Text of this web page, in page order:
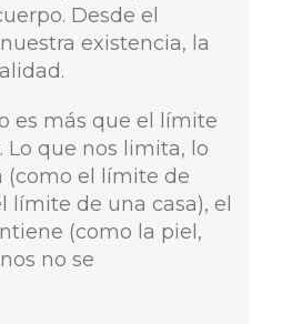
Desde el
existencia, la
es más que el límite
Lo que nos limita, lo
(como el límite de
límite de una casa), el
(como la piel,
no se